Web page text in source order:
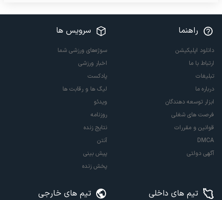
راهنما
دانلود اپلیکیشن
ارتباط با ما
تبلیغات
درباره ما
ابزار توسعه دهندگان
فرصت های شغلی
قوانین و مقررات
DMCA
آگهی دولتی
سرویس ها
سوژه‌های ورزشی شما
اخبار ورزشی
پادکست
لیگ ها و رقابت ها
ویدئو
روزنامه
نتایج زنده
آنتن
پیش بینی
پخش زنده
تیم های داخلی تیم های خارجی